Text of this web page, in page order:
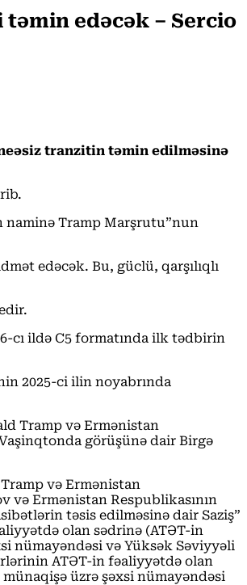
edəcək – Sercio
tranzitin təmin edilməsinə
naminə Tramp Marşrutu”nun
edəcək. Bu, güclü, qarşılıqlı
cı ildə C5 formatında ilk tədbirin
2025-ci ilin noyabrında
Tramp və Ermənistan
görüşünə dair Birgə
və Ermənistan
və Ermənistan Respublikasının
təsis edilməsinə dair Saziş”
olan sədrinə (ATƏT-in
nümayəndəsi və Yüksək Səviyyəli
ATƏT-in fəaliyyətdə olan
üzrə şəxsi nümayəndəsi